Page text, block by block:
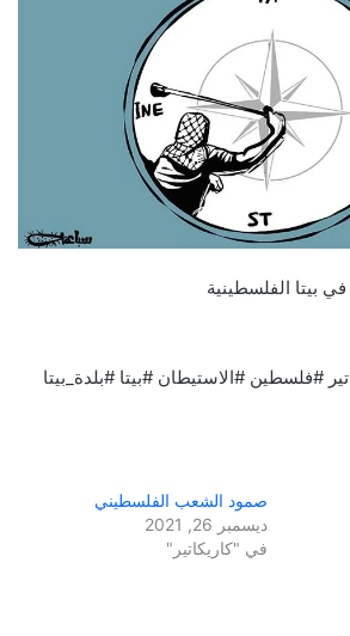
بيتا الفلسطينية
#فلسطين #الاستيطان #بيتا #بلدة_بيتا
صمود الشعب الفلسطيني
ديسمبر 26, 2021
في "كاريكاتير"